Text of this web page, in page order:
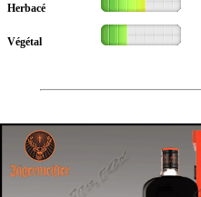
Herbacé
Végétal